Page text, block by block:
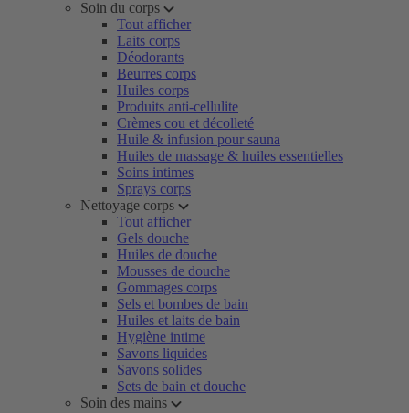
Soin du corps
Tout afficher
Laits corps
Déodorants
Beurres corps
Huiles corps
Produits anti-cellulite
Crèmes cou et décolleté
Huile & infusion pour sauna
Huiles de massage & huiles essentielles
Soins intimes
Sprays corps
Nettoyage corps
Tout afficher
Gels douche
Huiles de douche
Mousses de douche
Gommages corps
Sels et bombes de bain
Huiles et laits de bain
Hygiène intime
Savons liquides
Savons solides
Sets de bain et douche
Soin des mains